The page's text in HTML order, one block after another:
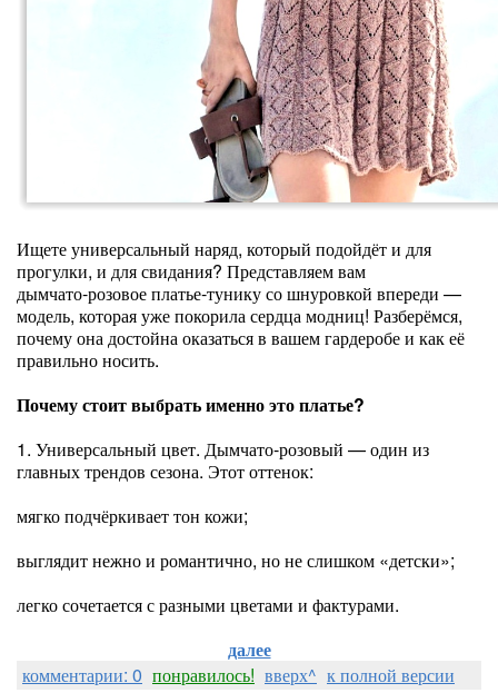
Ищете универсальный наряд, который подойдёт и для
прогулки, и для свидания? Представляем вам
дымчато‑розовое платье‑тунику со шнуровкой впереди —
модель, которая уже покорила сердца модниц! Разберёмся,
почему она достойна оказаться в вашем гардеробе и как её
правильно носить.
Почему стоит выбрать именно это платье?
1. Универсальный цвет. Дымчато‑розовый — один из
главных трендов сезона. Этот оттенок:
мягко подчёркивает тон кожи;
выглядит нежно и романтично, но не слишком «детски»;
легко сочетается с разными цветами и фактурами.
далее
комментарии: 0 понравилось! вверх^ к полной версии